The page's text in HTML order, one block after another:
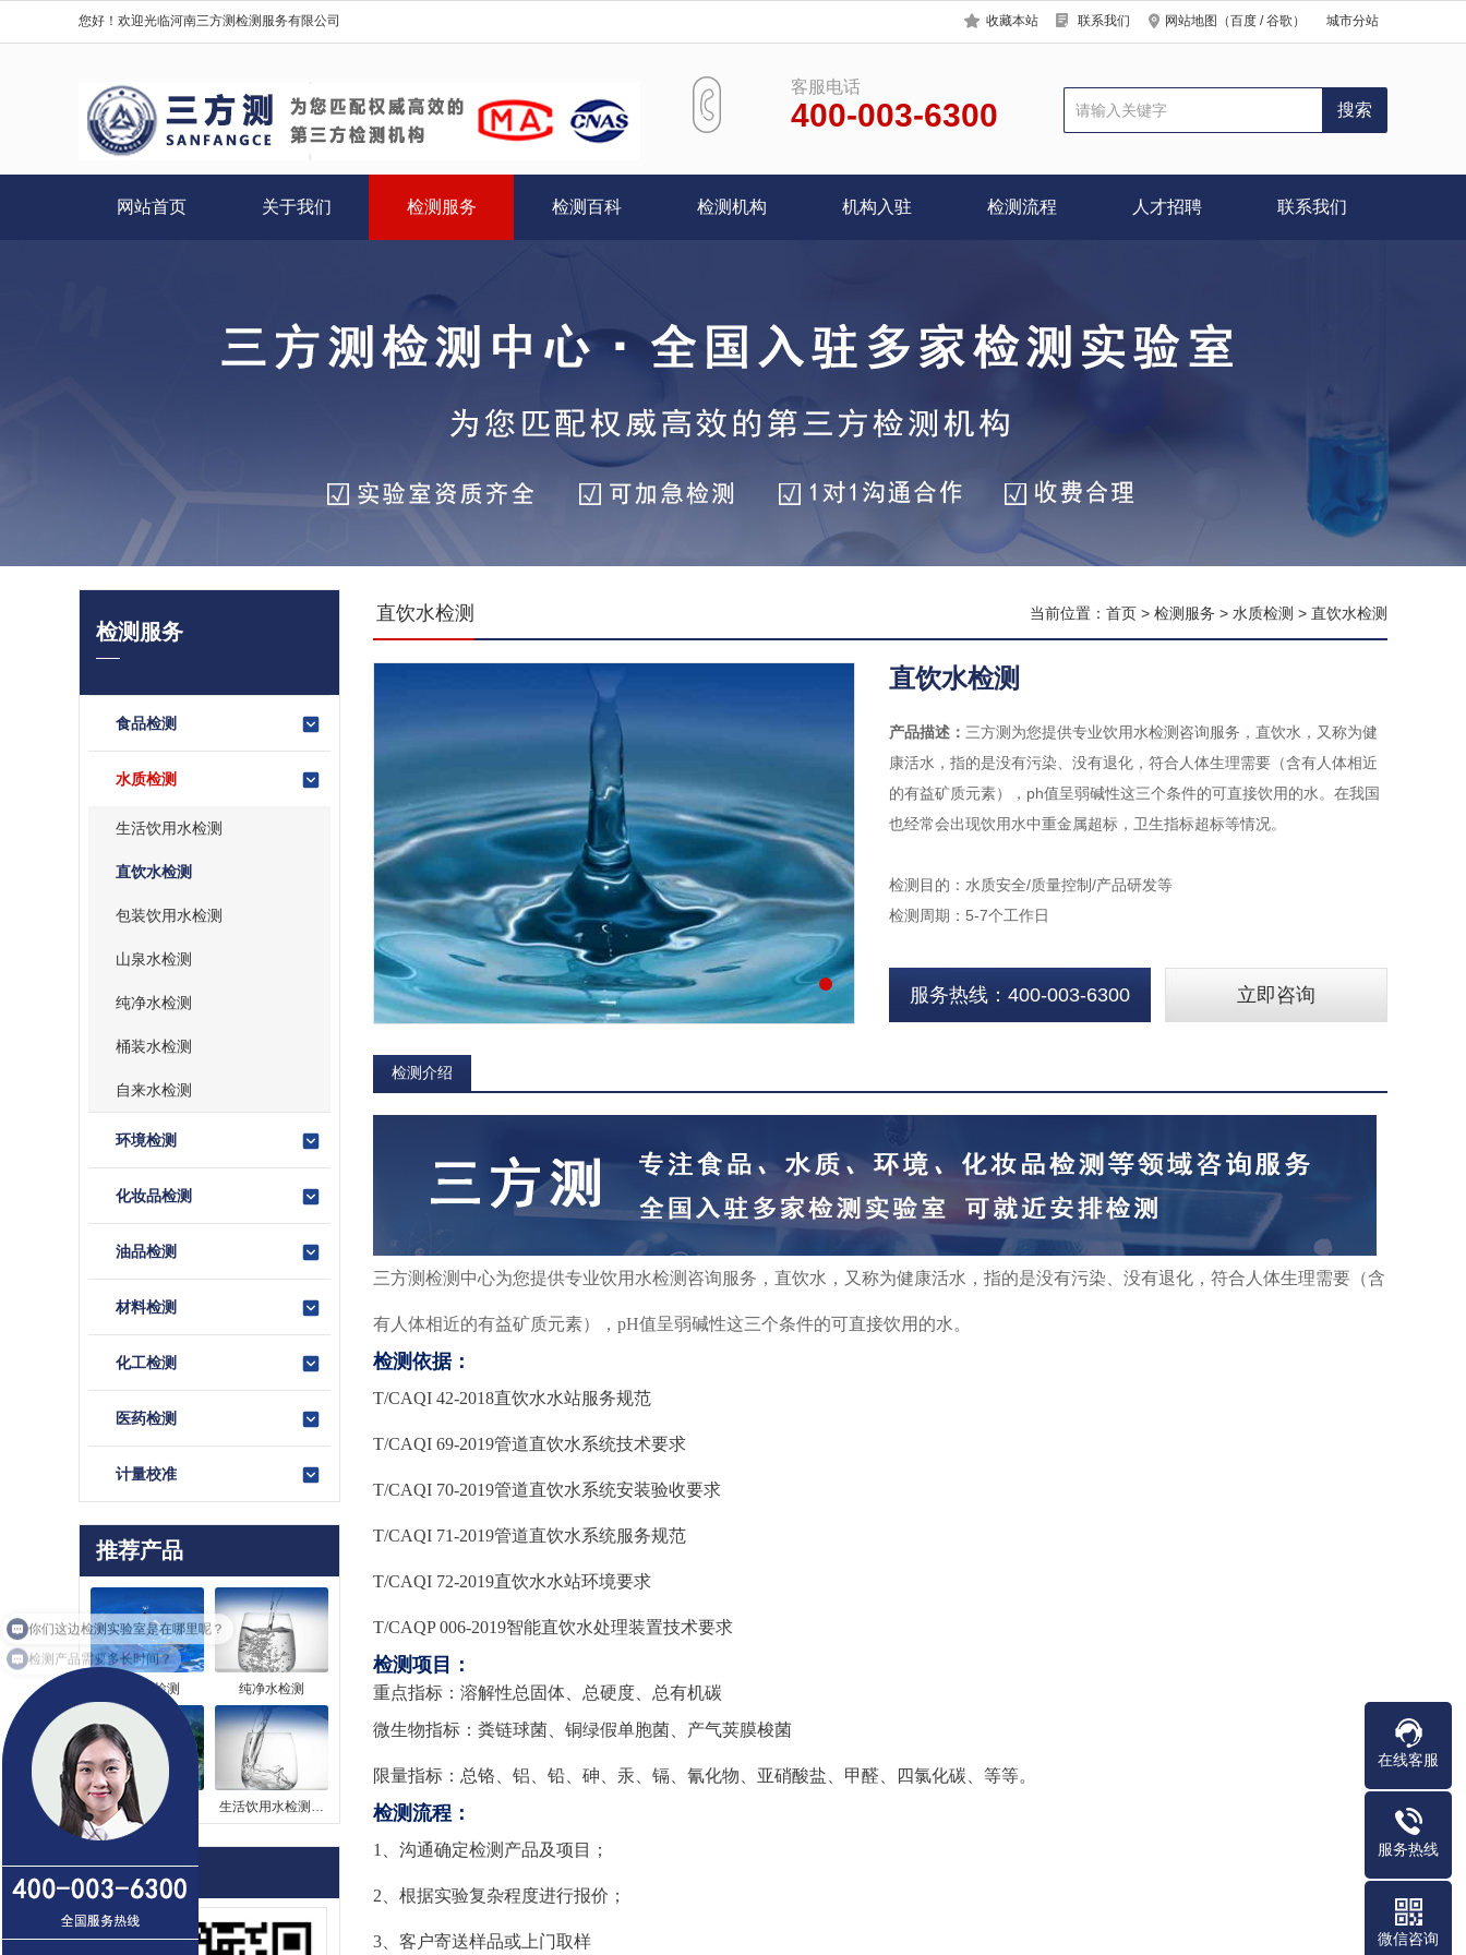
您好！欢迎光临河南三方测检测服务有限公司 收藏本站 联系我们 网站地图 （百度 /谷歌 ） 城市分站
客服电话
400-003-6300
网站首页 关于我们 检测服务 检测百科 检测机构 机构入驻 检测流程 人才招聘 联系我们
检测服务
食品检测
水质检测
生活饮用水检测
直饮水检测
包装饮用水检测
山泉水检测
纯净水检测
桶装水检测
自来水检测
环境检测
化妆品检测
油品检测
材料检测
化工检测
医药检测
计量校准
推荐产品
自来水检测 纯净水检测
山泉水检测 生活饮用水检测…
联系我们
当前位置： 首页 > 检测服务 > 水质检测 > 直饮水检测
直饮水检测
直饮水检测
产品描述： 三方测为您提供专业饮用水检测咨询服务，直饮水，又称为健
康活水，指的是没有污染、没有退化，符合人体生理需要（含有人体相近
的有益矿质元素），ph值呈弱碱性这三个条件的可直接饮用的水。在我国
也经常会出现饮用水中重金属超标，卫生指标超标等情况。
检测目的：水质安全/质量控制/产品研发等
检测周期：5-7个工作日
服务热线：400-003-6300 立即咨询
检测介绍
三方测检测中心为您提供专业饮用水检测咨询服务，直饮水，又称为健康活水，指的是没有污染、没有退化，符合人体生理需要（含
有人体相近的有益矿质元素），pH值呈弱碱性这三个条件的可直接饮用的水。
检测依据：
T/CAQI 42-2018直饮水水站服务规范
T/CAQI 69-2019管道直饮水系统技术要求
T/CAQI 70-2019管道直饮水系统安装验收要求
T/CAQI 71-2019管道直饮水系统服务规范
T/CAQI 72-2019直饮水水站环境要求
T/CAQP 006-2019智能直饮水处理装置技术要求
检测项目：
重点指标：溶解性总固体、总硬度、总有机碳
微生物指标：粪链球菌、铜绿假单胞菌、产气荚膜梭菌
限量指标：总铬、铝、铅、砷、汞、镉、氰化物、亚硝酸盐、甲醛、四氯化碳、等等。
检测流程：
1、沟通确定检测产品及项目；
2、根据实验复杂程度进行报价；
3、客户寄送样品或上门取样
在线客服
服务热线
微信咨询
检测产品需要多长时间？